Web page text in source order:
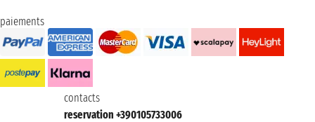
paiements
contacts
reservation +390105733006